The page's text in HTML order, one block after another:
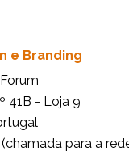
e Branding
41B - Loja 9
para a